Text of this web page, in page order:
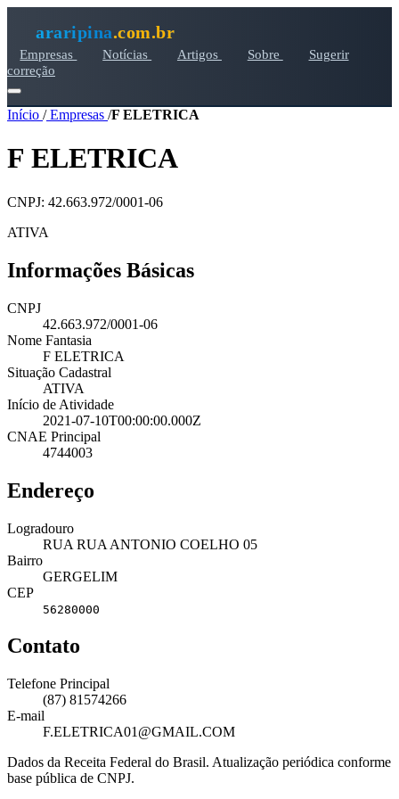
araripina.com.br
Empresas Notícias Artigos Sobre
Sugerir
correção
Início /Empresas /F ELETRICA
F ELETRICA
CNPJ: 42.663.972/0001-06
ATIVA
Informações Básicas
CNPJ
42.663.972/0001-06
Nome Fantasia
F ELETRICA
Situação Cadastral
ATIVA
Início de Atividade
2021-07-10T00:00:00.000Z
CNAE Principal
4744003
Endereço
Logradouro
RUA RUA ANTONIO COELHO 05
Bairro
GERGELIM
CEP
56280000
Contato
Telefone Principal
(87) 81574266
E-mail
F.ELETRICA01@GMAIL.COM
Dados da Receita Federal do Brasil. Atualização periódica conforme
base pública de CNPJ.